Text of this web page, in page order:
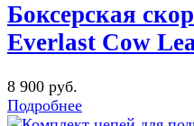
Боксерская
Everlast Cow
8 900 руб.
Подробнее